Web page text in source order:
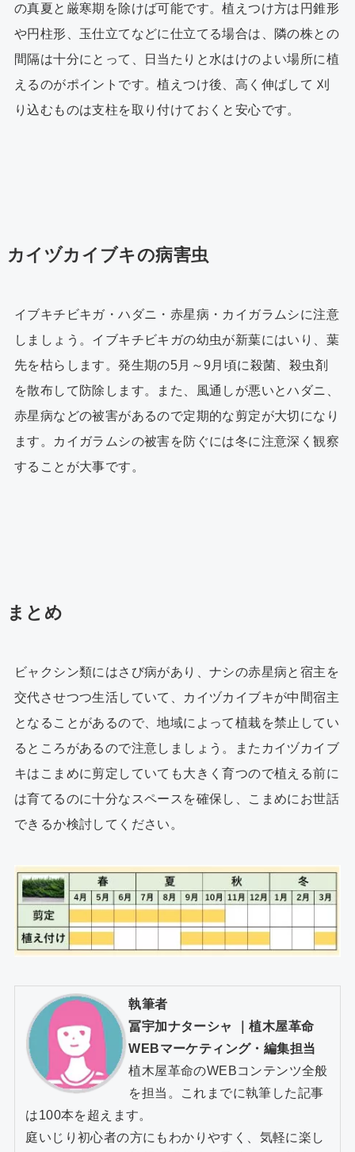
の真夏と厳寒期を除けば可能です。植えつけ方は円錐形
や円柱形、玉仕立てなどに仕立てる場合は、隣の株との
間隔は十分にとって、日当たりと水はけのよい場所に植
えるのがポイントです。植えつけ後、高く伸ばして 刈
り込むものは支柱を取り付けておくと安心です。
カイヅカイブキの病害虫
イブキチビキガ・ハダニ・赤星病・カイガラムシに注意
しましょう。イブキチビキガの幼虫が新葉にはいり、葉
先を枯らします。発生期の5月～9月頃に殺菌、殺虫剤
を散布して防除します。また、風通しが悪いとハダニ、
赤星病などの被害があるので定期的な剪定が大切になり
ます。カイガラムシの被害を防ぐには冬に注意深く観察
することが大事です。
まとめ
ビャクシン類にはさび病があり、ナシの赤星病と宿主を
交代させつつ生活していて、カイヅカイブキが中間宿主
となることがあるので、地域によって植栽を禁止してい
るところがあるので注意しましょう。またカイヅカイブ
キはこまめに剪定していても大きく育つので植える前に
は育てるのに十分なスペースを確保し、こまめにお世話
できるか検討してください。
執筆者
冨宇加ナターシャ
｜植木屋革命
WEBマーケティング・編集担当
植木屋革命のWEBコンテンツ全般
を担当。これまでに執筆した記事
は100本を超えます。
庭いじり初心者の方にもわかりやすく、気軽に楽し